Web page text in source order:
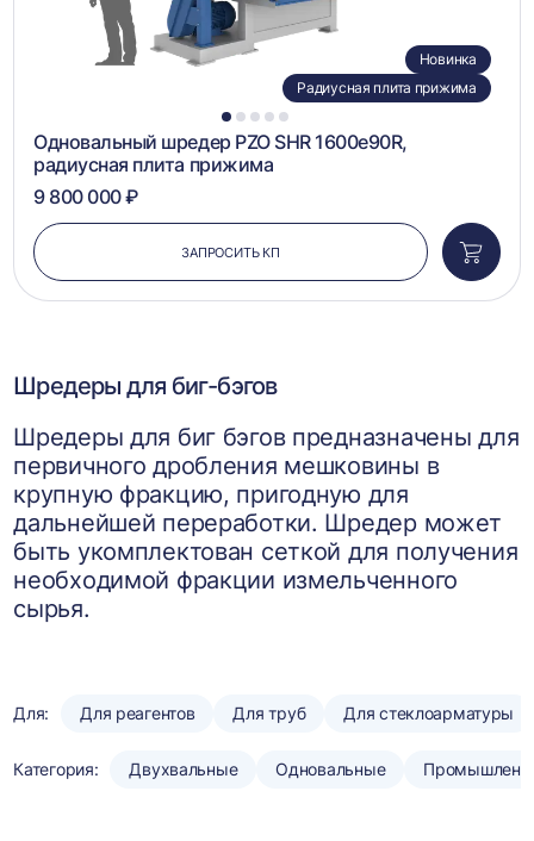
1 2 3 4 5
Новинка
Радиусная плита прижима
Одновальный шредер PZO SHR 1600e90R,
радиусная плита прижима
9 800 000 ₽
ЗАПРОСИТЬ КП
в
Шредеры для биг-бэгов
Шредеры для биг бэгов предназначены для
первичного дробления мешковины в
крупную фракцию, пригодную для
дальнейшей переработки. Шредер может
быть укомплектован сеткой для получения
необходимой фракции измельченного
сырья.
Для: Для реагентов Для труб Для стеклоарматуры
Категория: Двухвальные Одновальные